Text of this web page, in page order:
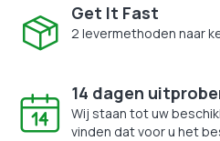
Get It Fast
2 levermethoden naar
14 dagen
Wij staan tot uw
vinden dat voor u het